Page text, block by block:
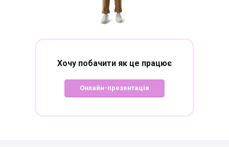
Хочу побачити як це працює
Онлайн-презентація